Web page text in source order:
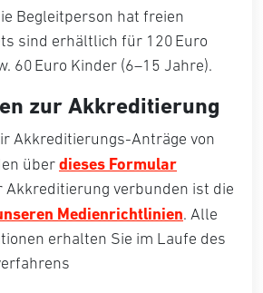
Begleitperson hat freien
sind erhältlich für 120 Euro
60 Euro Kinder (6–15 Jahre).
zur Akkreditierung
Akkreditierungs-Anträge von
über dieses Formular
Akkreditierung verbunden ist die
Medienrichtlinien. Alle
erhalten Sie im Laufe des